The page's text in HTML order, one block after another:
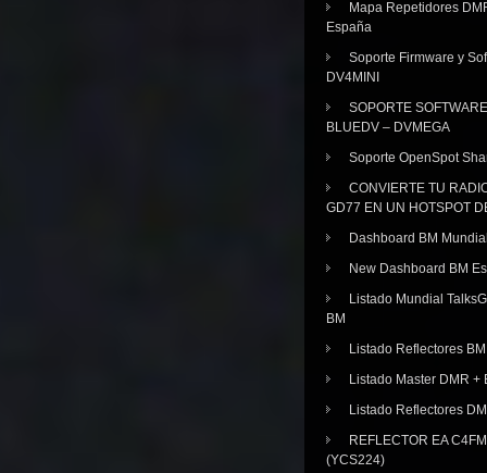
Mapa Repetidores
España
Soporte Firmware y
DV4MINI
SOPORTE SOFTWARE
BLUEDV – DVMEGA
Soporte OpenSpot
CONVIERTE TU
GD77 EN UN HOTSPOT
Dashboard BM
New Dashboard BM
Listado Mundial
BM
Listado Reflectores BM
Listado Master DMR +
Listado Reflectores
REFLECTOR EA
(YCS224)